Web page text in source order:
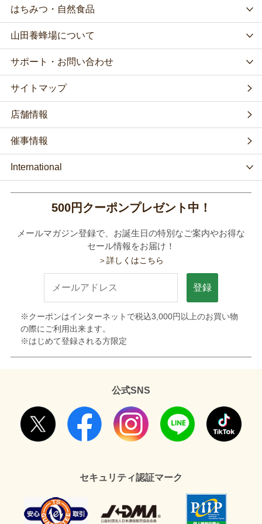
はちみつ・自然食品
山田養蜂場について
サポート・お問い合わせ
サイトマップ
店舗情報
催事情報
International
500円クーポンプレゼント中！
メールマガジン登録で、お誕生日の特別なご案内やお得な
セール情報をお届け！
＞詳しくはこちら
登録
※クーポンはインターネットで税込3,000円以上のお買い物
の際にご利用出来ます。
※はじめて登録される方限定
公式SNS
セキュリティ認証マーク